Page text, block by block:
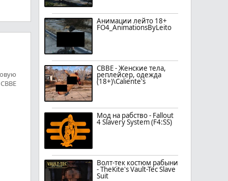
Анимации лейто 18+
FO4_AnimationsByLeito
CBBE - Женские тела,
реплейсер, одежда
(18+)\Caliente's
Мод на рабство - Fallout
4 Slavery System (F4:SS)
Волт-тек костюм рабыни
- TheKite's Vault-Tec Slave
Suit